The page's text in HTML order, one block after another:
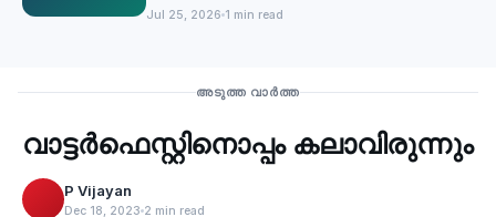
Jul 25, 2026 1 min read
അടുത്ത വാർത്ത
‹
വാട്ടർഫെസ്റ്റിനൊപ്പം കലാവിരുന്നും
P Vijayan
Dec 18, 2023 2 min read